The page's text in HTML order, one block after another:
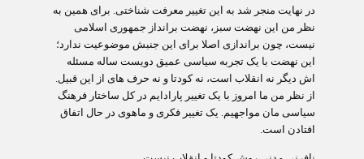
در نهایت منجر شد به این تغییر معرفت شناختی. برای همین به
نظر من این نهضت سبز، نهضت برانداز جمهوری اسلامی
نیست، چون براندازی اصلا برای این جنبش موضوعیت ندارد؛
این نهضت با یک تجربه سیاسی عمیق دویست ساله مسئله
اش دیگر نه انقلاب است، نه کودتا و نه حرف های از این قبیل.
از نظر من ما امروز با یک تغییر پارادایم در کل ساختار فرهنگ
سیاسی مان مواجهیم. یک تغییر فکری و ماهوی در حال اتفاق
افتادن است.